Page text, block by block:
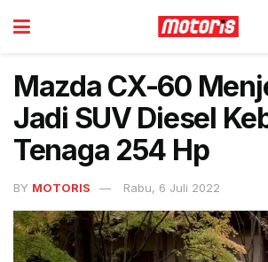
Mazda CX-60
Jadi SUV Diesel
Tenaga 254 Hp
BY MOTORIS Rabu, 6 Juli 2022